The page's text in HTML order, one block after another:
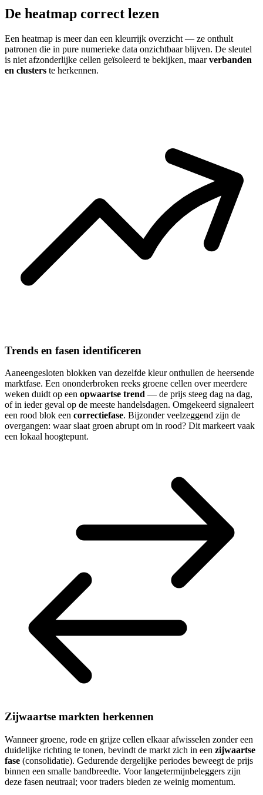
De heatmap correct lezen
Een heatmap is meer dan een kleurrijk overzicht — ze onthult
patronen die in pure numerieke data onzichtbaar blijven. De sleutel
is niet afzonderlijke cellen geïsoleerd te bekijken, maarverbanden
en clusters te herkennen.
Trends en fasen identificeren
Aaneengesloten blokken van dezelfde kleur onthullen de heersende
marktfase. Een ononderbroken reeks groene cellen over meerdere
weken duidt op een opwaartse trend — de prijs steeg dag na dag,
of in ieder geval op de meeste handelsdagen. Omgekeerd signaleert
een rood blok een correctiefase. Bijzonder veelzeggend zijn de
overgangen: waar slaat groen abrupt om in rood? Dit markeert vaak
een lokaal hoogtepunt.
Zijwaartse markten herkennen
Wanneer groene, rode en grijze cellen elkaar afwisselen zonder een
duidelijke richting te tonen, bevindt de markt zich in een zijwaartse
fase (consolidatie). Gedurende dergelijke periodes beweegt de prijs
binnen een smalle bandbreedte. Voor langetermijnbeleggers zijn
deze fasen neutraal; voor traders bieden ze weinig momentum.